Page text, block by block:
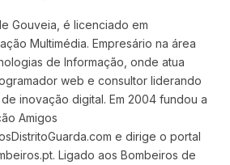
Gouveia, é licenciado em
Multimédia. Empresário na área
de Informação, onde atua
web e consultor liderando
inovação digital. Em 2004 fundou a
Amigos
e dirige o portal
Ligado aos Bombeiros de